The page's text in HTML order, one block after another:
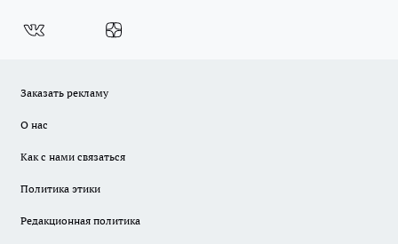
Заказать рекламу
О нас
Как с нами связаться
Политика этики
Редакционная политика